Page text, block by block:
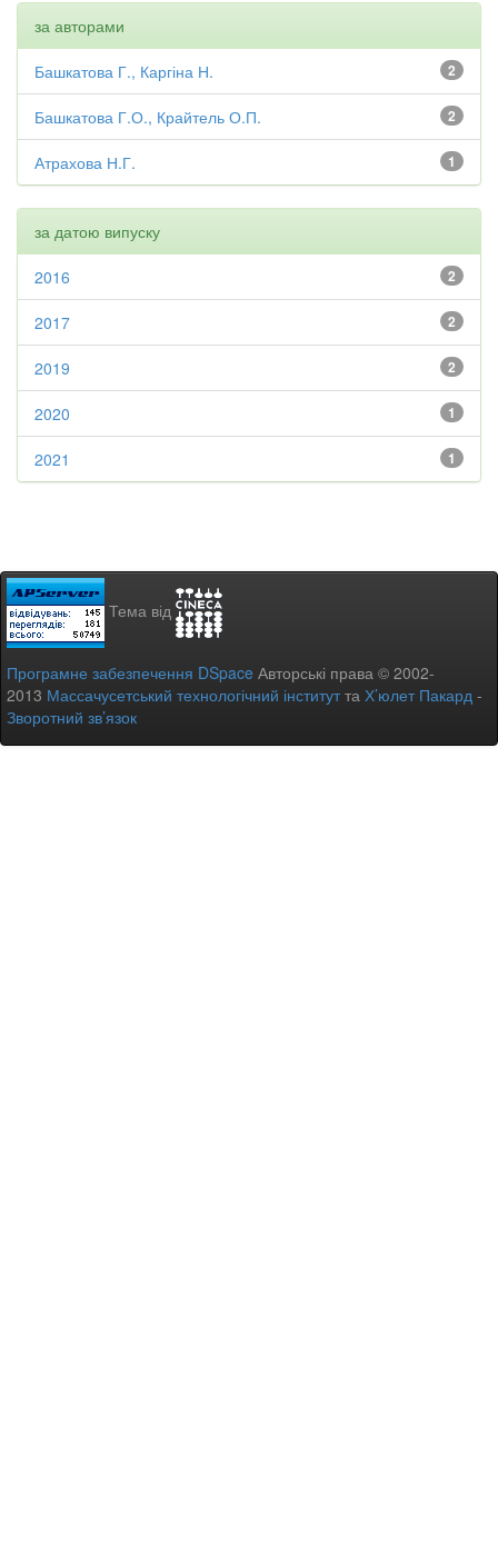
за авторами
2
Башкатова Г., Каргіна Н.
2
Башкатова Г.О., Крайтель О.П.
1
Атрахова Н.Г.
за датою випуску
2
2016
2
2017
2
2019
1
2020
1
2021
Тема від
Програмне забезпечення DSpace Авторські права © 2002-
2013 Массачусетський технологічний інститутта Х’юлет Пакард -
Зворотний зв’язок